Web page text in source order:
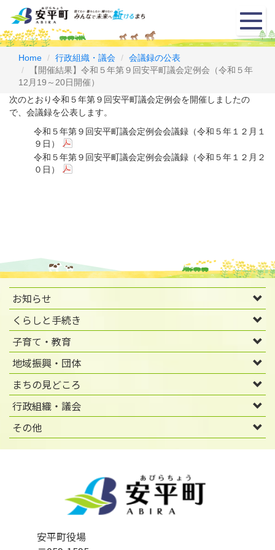
メ
ニ
ュ
Home 行政組織・議会
会議録の公表
【開催結果】令和５年第９回安平町議会定例会（令和５年
12月19～20日開催）
次のとおり令和５年第９回安平町議会定例会を開催しましたの
で、会議録を公表します。
令和５年第９回安平町議会定例会会議録（令和５年１２月１
９日）
令和５年第９回安平町議会定例会会議録（令和５年１２月２
０日）
お知らせ
くらしと手続き
子育て・教育
地域振興・団体
まちの見どころ
行政組織・議会
その他
安平町役場